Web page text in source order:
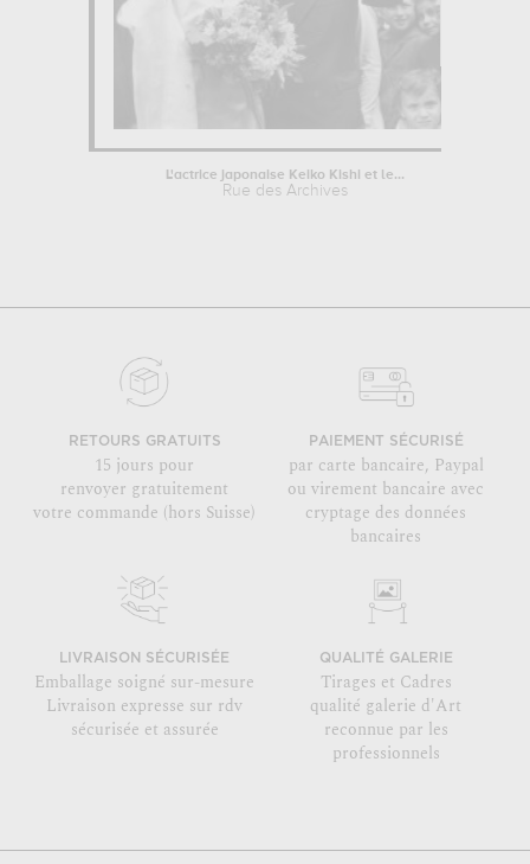
L'actrice japonaise Keiko Kishi et le...
Rue des Archives
RETOURS GRATUITS
15 jours pour
renvoyer gratuitement
votre commande (hors Suisse)
PAIEMENT SÉCURISÉ
par carte bancaire, Paypal
ou virement bancaire avec
cryptage des données
bancaires
LIVRAISON SÉCURISÉE
Emballage soigné sur-mesure
Livraison expresse sur rdv
sécurisée et assurée
QUALITÉ GALERIE
Tirages et Cadres
qualité galerie d'Art
reconnue par les
professionnels